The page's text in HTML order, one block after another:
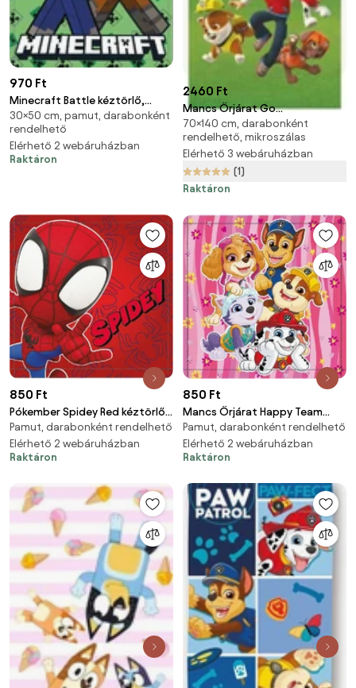
970 Ft
Minecraft Battle kéztörlő,
arctörlő, törölköző 30x50cm
30×50 cm, pamut, darabonként
rendelhető
Elérhető 2 webáruházban
Raktáron
2460 Ft
Mancs Őrjárat Go
fürdőlepedő, strand törölköző
70x140cm (Fast Dry)
70×140 cm, darabonként
rendelhető, mikroszálas
Elérhető 3 webáruházban
(1)
Raktáron
850 Ft
Pókember Spidey Red kéztörlő,
arctörlő, törölköző 30x30cm
Pamut, darabonként rendelhető
Elérhető 2 webáruházban
Raktáron
850 Ft
Mancs Őrjárat Happy Team
kéztörlő, arctörlő, törölköző
30x30cm
Pamut, darabonként rendelhető
Elérhető 2 webáruházban
Raktáron